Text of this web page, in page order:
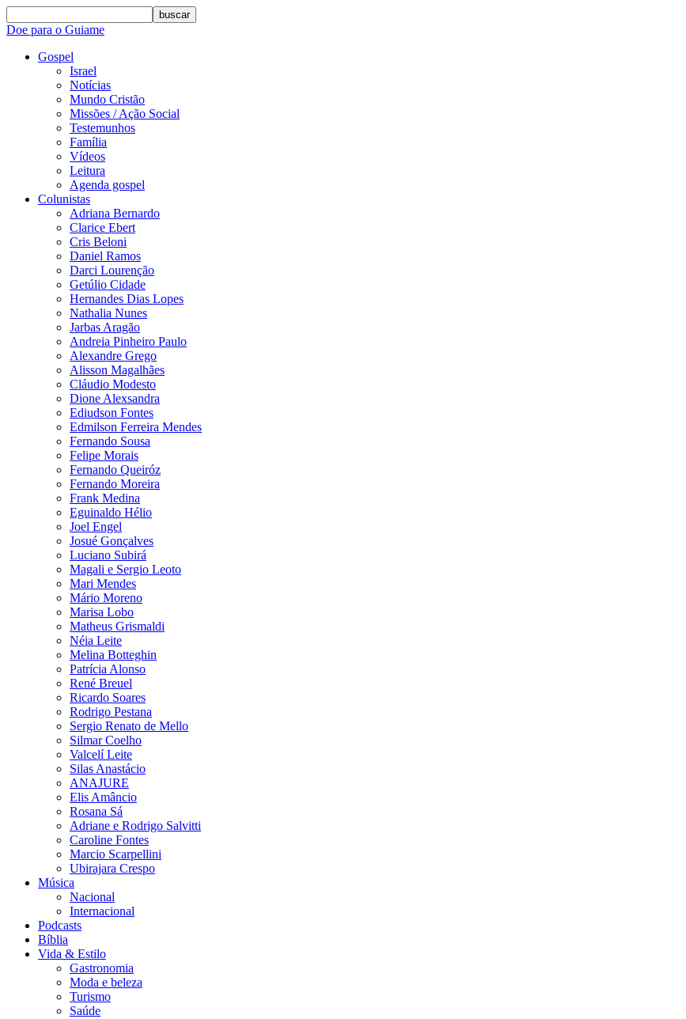
buscar
Doe para o Guiame
Gospel
Israel
Notícias
Mundo Cristão
Missões / Ação Social
Testemunhos
Família
Vídeos
Leitura
Agenda gospel
Colunistas
Adriana Bernardo
Clarice Ebert
Cris Beloni
Daniel Ramos
Darci Lourenção
Getúlio Cidade
Hernandes Dias Lopes
Nathalia Nunes
Jarbas Aragão
Andreia Pinheiro Paulo
Alexandre Grego
Alisson Magalhães
Cláudio Modesto
Dione Alexsandra
Ediudson Fontes
Edmilson Ferreira Mendes
Fernando Sousa
Felipe Morais
Fernando Queiróz
Fernando Moreira
Frank Medina
Eguinaldo Hélio
Joel Engel
Josué Gonçalves
Luciano Subirá
Magali e Sergio Leoto
Mari Mendes
Mário Moreno
Marisa Lobo
Matheus Grismaldi
Néia Leite
Melina Botteghin
Patrícia Alonso
René Breuel
Ricardo Soares
Rodrigo Pestana
Sergio Renato de Mello
Silmar Coelho
Valcelí Leite
Silas Anastácio
ANAJURE
Elis Amâncio
Rosana Sá
Adriane e Rodrigo Salvitti
Caroline Fontes
Marcio Scarpellini
Ubirajara Crespo
Música
Nacional
Internacional
Podcasts
Bíblia
Vida & Estilo
Gastronomia
Moda e beleza
Turismo
Saúde